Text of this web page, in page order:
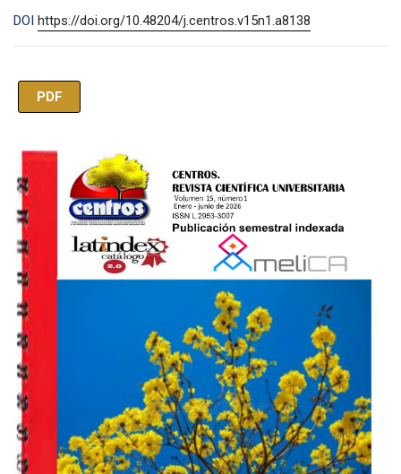
DOI https://doi.org/10.48204/j.centros.v15n1.a8138
PDF
Imagen de portada